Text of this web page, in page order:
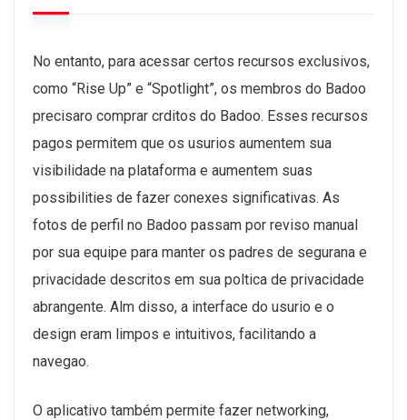
No entanto, para acessar certos recursos exclusivos,
como “Rise Up” e “Spotlight”, os membros do Badoo
precisaro comprar crditos do Badoo. Esses recursos
pagos permitem que os usurios aumentem sua
visibilidade na plataforma e aumentem suas
possibilities de fazer conexes significativas. As
fotos de perfil no Badoo passam por reviso manual
por sua equipe para manter os padres de segurana e
privacidade descritos em sua poltica de privacidade
abrangente. Alm disso, a interface do usurio e o
design eram limpos e intuitivos, facilitando a
navegao.
O aplicativo também permite fazer networking,